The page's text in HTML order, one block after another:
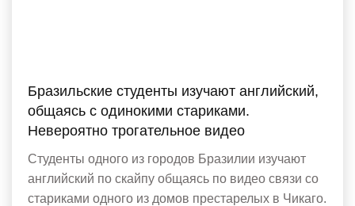
Бразильские студенты изучают английский,
общаясь с одинокими стариками.
Невероятно трогательное видео
Студенты одного из городов Бразилии изучают
английский по скайпу общаясь по видео связи со
стариками одного из домов престарелых в Чикаго.